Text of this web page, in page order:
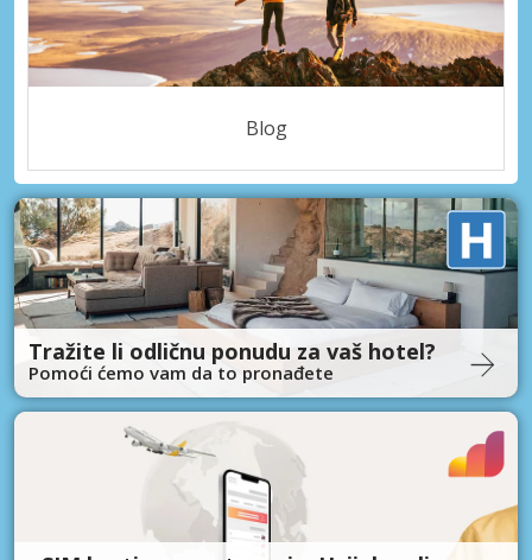
Blog
Tražite li odličnu ponudu za vaš hotel?
Pomoći ćemo vam da to pronađete